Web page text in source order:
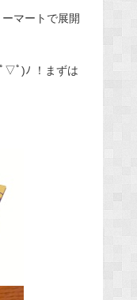
マートで展開
▽ﾟ)ﾉ ！まずは